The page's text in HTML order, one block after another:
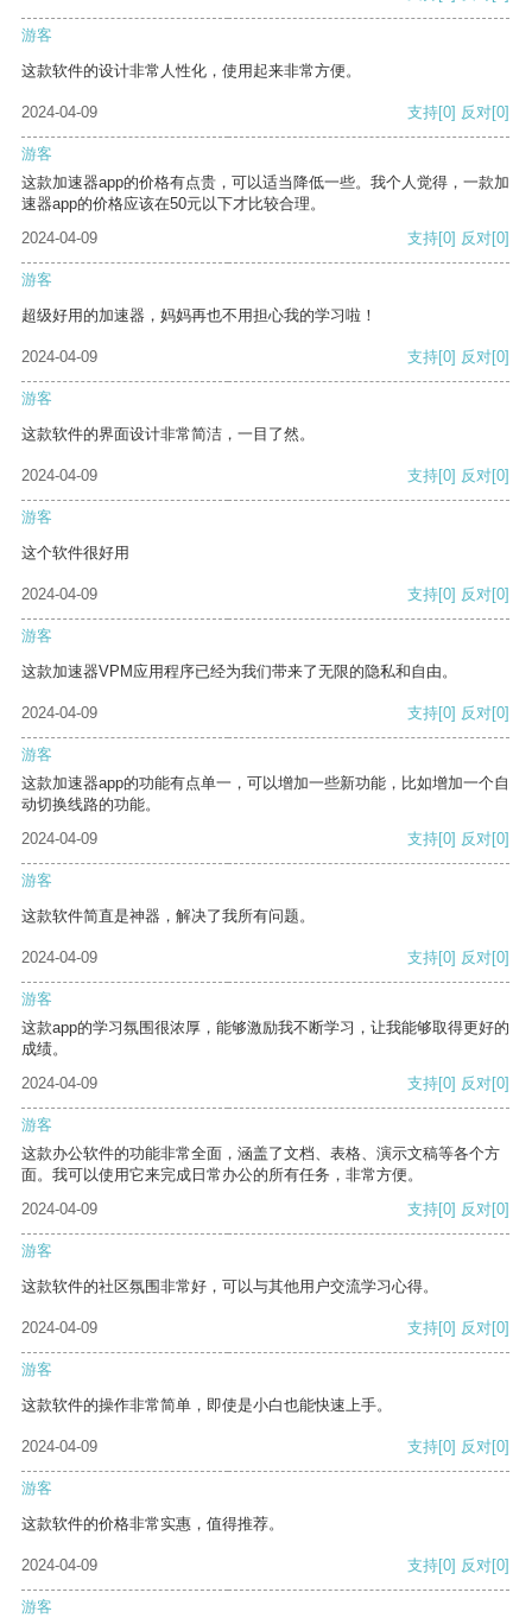
游客
这款软件的设计非常人性化，使用起来非常方便。
2024-04-09 支持[0] 反对[0]
游客
这款加速器app的价格有点贵，可以适当降低一些。我个人觉得，一款加
速器app的价格应该在50元以下才比较合理。
2024-04-09
支持[0] 反对[0]
游客
超级好用的加速器，妈妈再也不用担心我的学习啦！
2024-04-09 支持[0] 反对[0]
游客
这款软件的界面设计非常简洁，一目了然。
2024-04-09 支持[0] 反对[0]
游客
这个软件很好用
2024-04-09 支持[0] 反对[0]
游客
这款加速器VPM应用程序已经为我们带来了无限的隐私和自由。
2024-04-09 支持[0] 反对[0]
游客
这款加速器app的功能有点单一，可以增加一些新功能，比如增加一个自
动切换线路的功能。
2024-04-09
支持[0] 反对[0]
游客
这款软件简直是神器，解决了我所有问题。
2024-04-09 支持[0] 反对[0]
游客
这款app的学习氛围很浓厚，能够激励我不断学习，让我能够取得更好的
成绩。
2024-04-09
支持[0] 反对[0]
游客
这款办公软件的功能非常全面，涵盖了文档、表格、演示文稿等各个方
面。我可以使用它来完成日常办公的所有任务，非常方便。
2024-04-09
支持[0] 反对[0]
游客
这款软件的社区氛围非常好，可以与其他用户交流学习心得。
2024-04-09 支持[0] 反对[0]
游客
这款软件的操作非常简单，即使是小白也能快速上手。
2024-04-09 支持[0] 反对[0]
游客
这款软件的价格非常实惠，值得推荐。
2024-04-09 支持[0] 反对[0]
游客